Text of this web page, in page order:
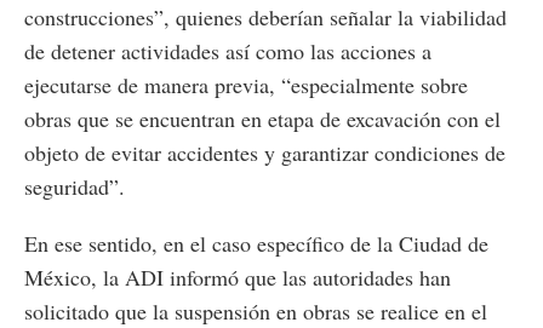
construcciones”, quienes deberían señalar la viabilidad
de detener actividades así como las acciones a
ejecutarse de manera previa, “especialmente sobre
obras que se encuentran en etapa de excavación con el
objeto de evitar accidentes y garantizar condiciones de
seguridad”.
En ese sentido, en el caso específico de la Ciudad de
México, la ADI informó que las autoridades han
solicitado que la suspensión en obras se realice en el